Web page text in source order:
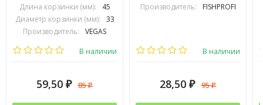
Длина корзинки (мм):
45
Диаметр корзинки (мм):
33
Производитель:
VEGAS
В наличии
59,50 ₽ 85₽
Производитель:
FISHPROFI
В наличии
28,50 ₽ 95₽